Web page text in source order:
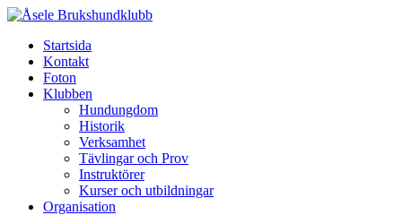
Startsida
Kontakt
Foton
Klubben
Hundungdom
Historik
Verksamhet
Tävlingar och Prov
Instruktörer
Kurser och utbildningar
Organisation